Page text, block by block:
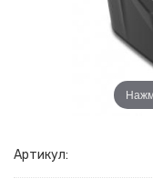
Артикул: